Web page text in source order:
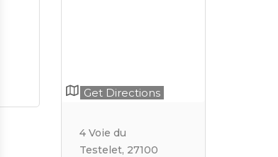
Get Directions
4 Voie du
Testelet, 27100